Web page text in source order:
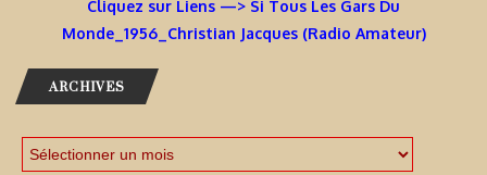
Cliquez sur Liens —> Si Tous Les Gars Du
Monde_1956_Christian Jacques (Radio Amateur)
ARCHIVES